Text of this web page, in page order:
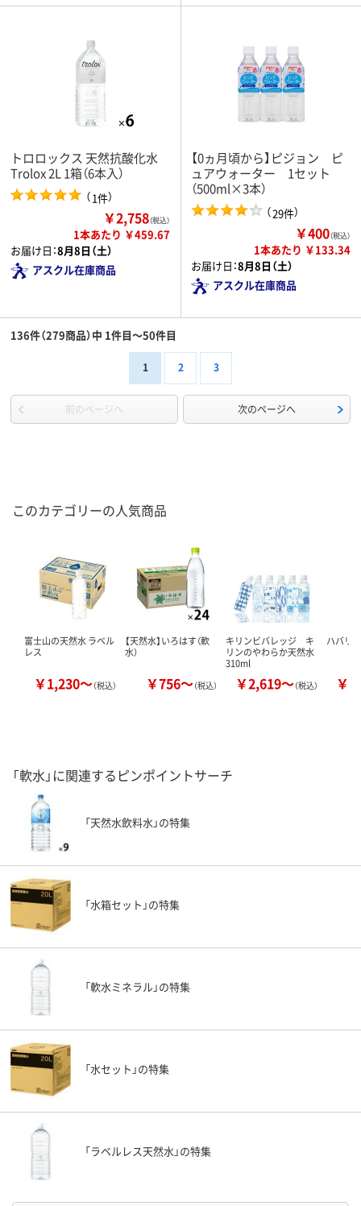
トロロックス 天然抗酸化水
Trolox 2L 1箱（6本入）
（1件）
￥2,758（税込）
1本あたり ￥459.67
お届け日：8月8日（土）
アスクル在庫商品
【0ヵ月頃から】ピジョン ピ
ュアウォーター 1セット
（500ml×3本）
（29件）
￥400（税込）
1本あたり ￥133.34
お届け日：8月8日（土）
アスクル在庫商品
136件（279商品）中 1件目～50件目
1 2 3
前のページへ 次のページへ
このカテゴリーの人気商品
富士山の天然水 ラベル
レス
￥1,230～（税込）
【天然水】いろはす（軟
水）
￥756～（税込）
キリンビバレッジ キ
リンのやわらか天然水
310ml
￥2,619～（税込）
ハバリ
￥
「軟水」に関連するピンポイントサーチ
「天然水飲料水」の特集
「水箱セット」の特集
「軟水ミネラル」の特集
「水セット」の特集
「ラベルレス天然水」の特集